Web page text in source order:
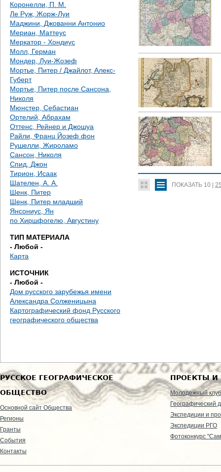
Коронелли, П. М.
Ле Руж, Жорж-Луи
Маджини, Джованни Антонио
Мериан, Маттеус
Меркатор - Хондиус
Молл, Герман
Мондер, Луи-Жозеф
Мортье, Питер / Джайлот, Алекс-
Губерт
Мортье, Питер после Сансона,
Николя
Мюнстер, Себастиан
Ортелий, Абрахам
Оттенс, Рейнер и Джошуа
Райли, Франц Йозеф фон
Рушелли, Жироламо
Сансон, Николя
Спид, Джон
Тирион, Исаак
Шателен, А. А.
Шенк, Питер
Шенк, Питер младший
Янсониус, Ян
по Хиршфогелю, Августину
ТИП МАТЕРИАЛА
- Любой -
Карта
ИСТОЧНИК
- Любой -
Дом русского зарубежья имени
Александра Солженицына
Картографический фонд Русского
географического общества
ПОКАЗАТЬ 10
РУССКОЕ ГЕОГРАФИЧЕСКОЕ
ОБЩЕСТВО
Основной сайт Общества
Регионы
Гранты
События
Контакты
ПРОЕКТЫ И
Молодежный клуб
Географический
Экспедиции и
Экспедиции РГО
Фотоконкурс